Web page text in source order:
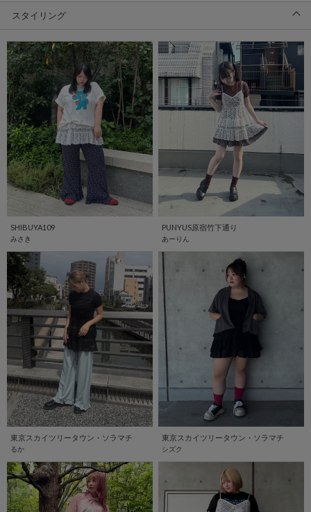
スタイリング
SHIBUYA109
みさき
PUNYUS原宿竹下通り
あーりん
東京スカイツリータウン・ソラマチ
るか
東京スカイツリータウン・ソラマチ
シズク